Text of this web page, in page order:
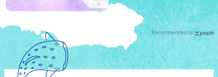
Recommended by